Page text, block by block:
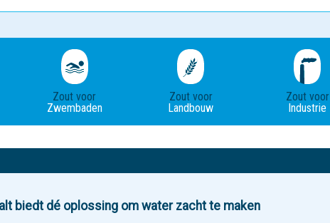
Zout voor
Zwembaden
Zout voor
Landbouw
Zout voor
Industrie
biedt dé oplossing om water zacht te maken